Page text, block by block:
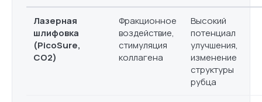
Лазерная
шлифовка
(PicoSure,
CO2)
Фракционное
воздействие,
стимуляция
коллагена
Высокий
потенциал
улучшения,
изменение
структуры
рубца